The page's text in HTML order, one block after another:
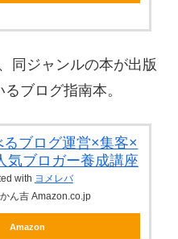
同ジャンルの本が出版
ブログ指南本。
ブログ運営×集客×
気ブロガー養成講座
with ヨメレバ
ん吉 Amazon.co.jp
Amazon